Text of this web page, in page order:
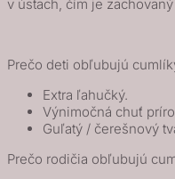
Island
v ústach, čím je
Prečo deti obľubujú
Extra ľahučký.
Výnimočná chuť
Guľatý / čerešnový
Prečo rodičia obľubujú